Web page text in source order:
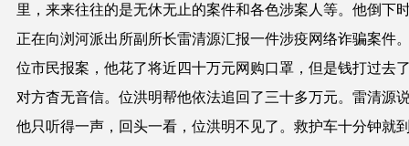
里，来来往往的是无休无止的案件和各色涉案人等。他倒下
正在向浏河派出所副所长雷清源汇报一件涉疫网络诈骗案件
位市民报案，他花了将近四十万元网购口罩，但是钱打过去
对方杳无音信。位洪明帮他依法追回了三十多万元。雷清源
他只听得一声，回头一看，位洪明不见了。救护车十分钟就